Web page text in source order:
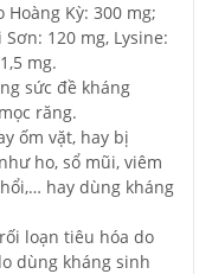
Kỳ: 300 mg;
Sơn: 120 mg, Lysine:
mg.
sức đề kháng
răng.
ốm vặt, hay bị
ho, sổ mũi, viêm
hay dùng kháng
loạn tiêu hóa do
dùng kháng sinh